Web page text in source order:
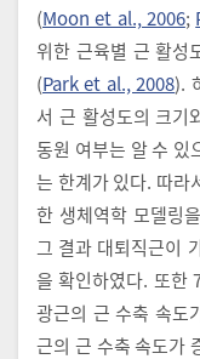
(Moon et al., 2006;
위한 근육별 근 활성
(Park et al., 2008).
서 근 활성도의 크기
동원 여부는 알 수 있
는 한계가 있다. 따라
한 생체역학 모델링
그 결과 대퇴직근이
을 확인하였다. 또한
광근의 근 수축 속도
근의 근 수축 속도가